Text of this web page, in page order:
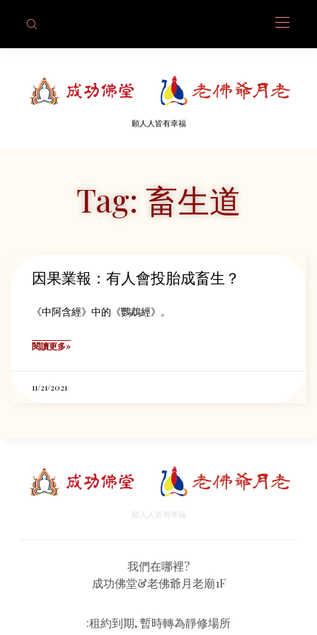
願人人皆有幸福
Tag: 畜生道
因果業報：有人會投胎成畜生？
《中阿含經》中的《鸚鵡經》。
閱讀更多»
11/21/2021
願人人皆有幸福
我們在哪裡?
成功佛堂&老佛爺月老廟1F
:租約到期, 暫時轉為靜修場所